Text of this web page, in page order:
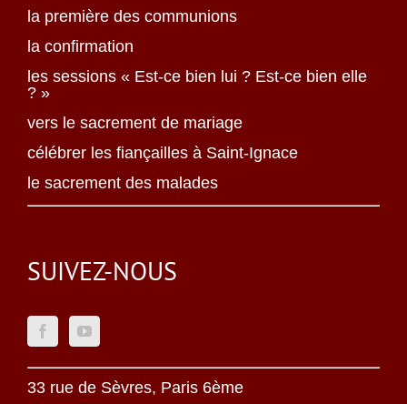
la première des communions
la confirmation
les sessions « Est-ce bien lui ? Est-ce bien elle
? »
vers le sacrement de mariage
célébrer les fiançailles à Saint-Ignace
le sacrement des malades
SUIVEZ-NOUS
33 rue de Sèvres, Paris 6ème